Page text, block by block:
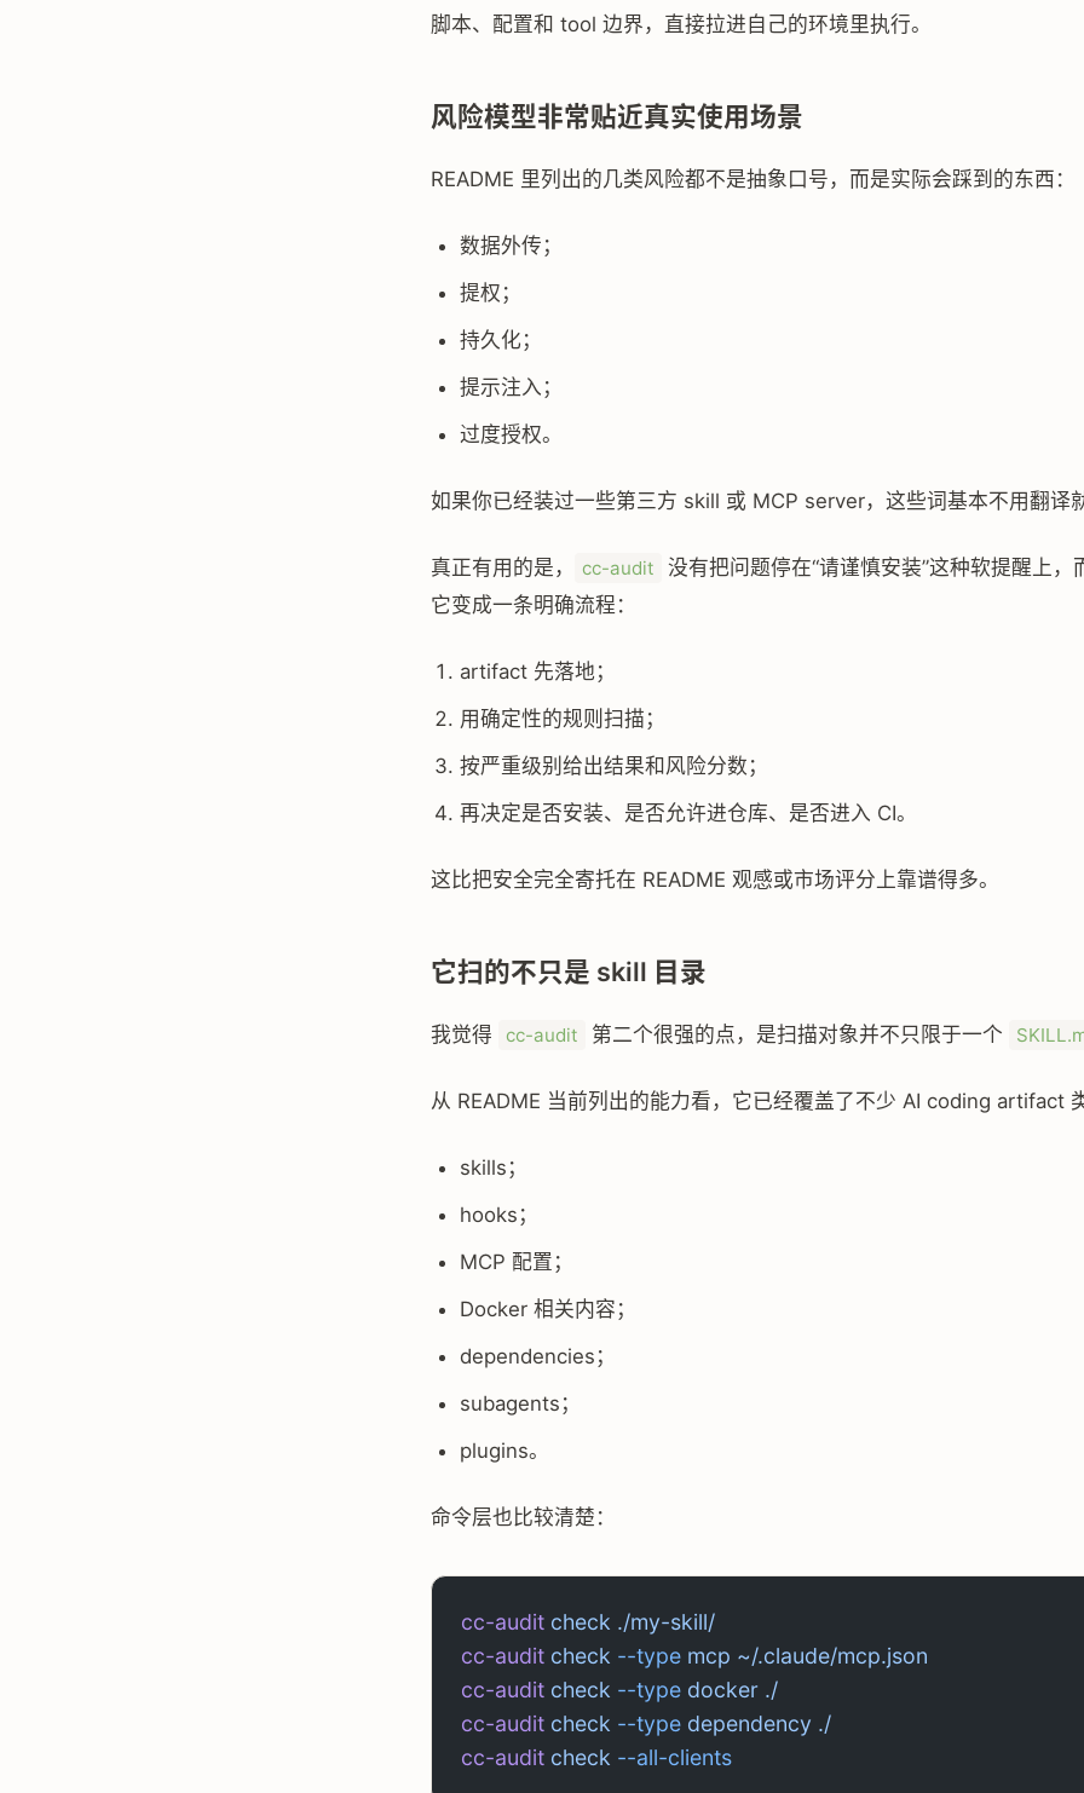
脚本、配置和 tool 边界，直接拉进自己的环境里执行。
风险模型非常贴近真实使用场景
README 里列出的几类风险都不是抽象口号，而是实际会踩到的东西：
数据外传；
提权；
持久化；
提示注入；
过度授权。
如果你已经装过一些第三方 skill 或 MCP server，这些词基本不用翻译
真正有用的是， cc-audit
没有把问题停在“请谨慎安装”这种软提醒上，
它变成一条明确流程：
artifact 先落地；
用确定性的规则扫描；
按严重级别给出结果和风险分数；
再决定是否安装、是否允许进仓库、是否进入 CI。
这比把安全完全寄托在 README 观感或市场评分上靠谱得多。
它扫的不只是 skill 目录
我觉得 cc-audit 第二个很强的点，是扫描对象并不只限于一个
从 README 当前列出的能力看，它已经覆盖了不少 AI coding artifact
skills；
hooks；
MCP 配置；
Docker 相关内容；
dependencies；
subagents；
plugins。
命令层也比较清楚：
cc-audit check ./my-skill/
cc-audit check --type mcp ~/.claude/mcp.json
cc-audit check --type docker ./
cc-audit check --type dependency ./
cc-audit check --all-clients